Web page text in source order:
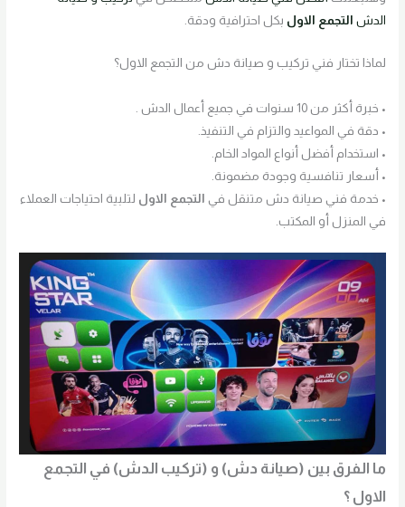
الدش التجمع الاول بكل احترافية ودقة.
لماذا تختار فني تركيب و صيانة دش من التجمع الاول؟
• خبرة أكثر من 10 سنوات في جميع أعمال الدش .
• دقة في المواعيد والتزام في التنفيذ.
• استخدام أفضل أنواع المواد الخام.
• أسعار تنافسية وجودة مضمونة.
• خدمة فني صيانة دش متنقل في
التجمع الاول لتلبية احتياجات العملاء
في المنزل أو المكتب.
ما الفرق بين (صيانة دش) و (تركيب الدش) في التجمع
الاول ؟